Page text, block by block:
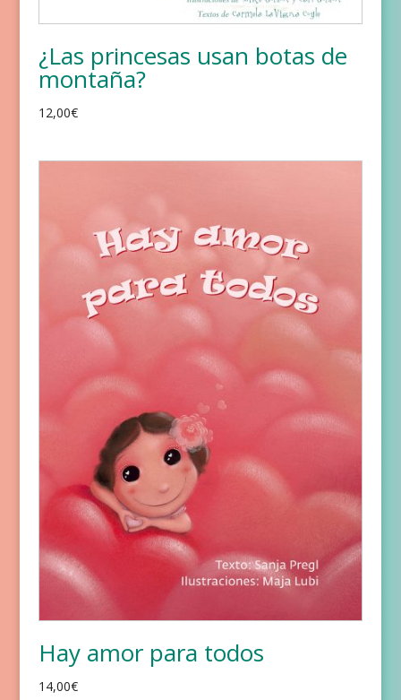
¿Las princesas usan botas de
montaña?
12,00€
Hay amor para todos
14,00€